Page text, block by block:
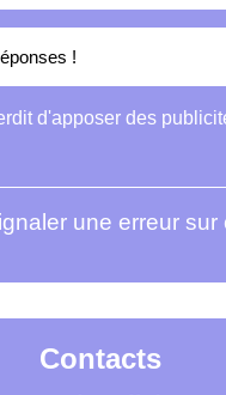
!
d'apposer des
une erreur sur
Contacts